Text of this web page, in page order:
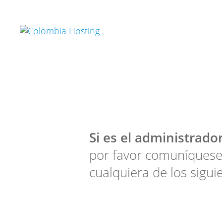
Si es el
por favor
cualquiera de los